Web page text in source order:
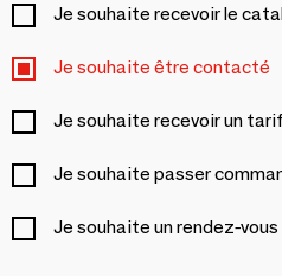
Je souhaite recevoir le
Je souhaite être contacté
Je souhaite recevoir un
Je souhaite passer
Je souhaite un rendez-